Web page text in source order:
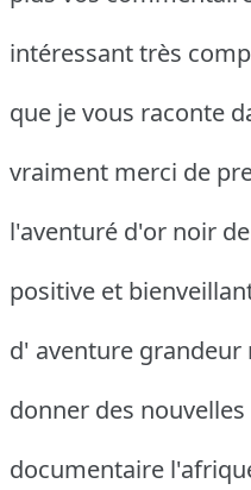
intéressant très
que je vous raconte
vraiment merci de
l'aventuré d'or noir
positive et
d' aventure grandeur
donner des
documentaire